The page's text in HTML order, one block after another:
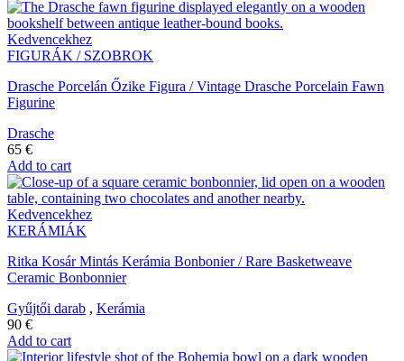
Kedvencekhez
FIGURÁK / SZOBROK
Drasche Porcelán Őzike Figura / Vintage Drasche Porcelain Fawn
Figurine
Drasche
65 €
Add to cart
Kedvencekhez
KERÁMIÁK
Ritka Kosár Mintás Kerámia Bonbonier / Rare Basketweave
Ceramic Bonbonnier
Gyűjtői darab , Kerámia
90 €
Add to cart